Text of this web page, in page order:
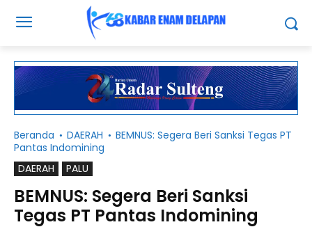
Beranda DAERAH
BEMNUS: Segera Beri Sanksi Tegas PT
Pantas Indomining
DAERAH
PALU
BEMNUS: Segera Beri Sanksi
Tegas PT Pantas Indomining